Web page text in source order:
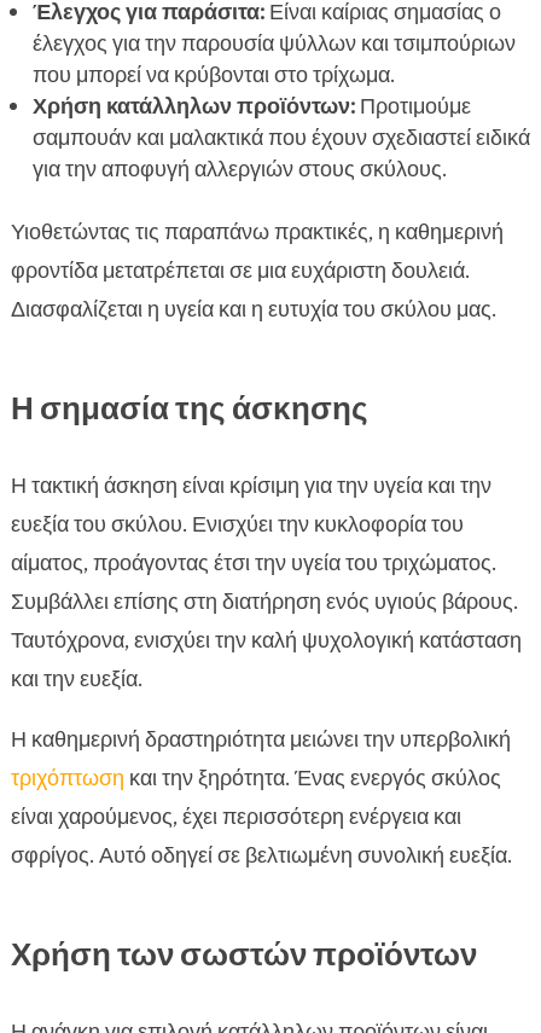
Έλεγχος για παράσιτα:Είναι καίριας σημασίας ο
έλεγχος για την παρουσία ψύλλων και τσιμπούριων
που μπορεί να κρύβονται στο τρίχωμα.
Χρήση κατάλληλων προϊόντων:Προτιμούμε
σαμπουάν και μαλακτικά που έχουν σχεδιαστεί ειδικά
για την αποφυγή αλλεργιών στους σκύλους.
Υιοθετώντας τις παραπάνω πρακτικές, η καθημερινή
φροντίδα μετατρέπεται σε μια ευχάριστη δουλειά.
Διασφαλίζεται η υγεία και η ευτυχία του σκύλου μας.
Η σημασία της άσκησης
Η τακτική άσκηση είναι κρίσιμη για την υγεία και την
ευεξία του σκύλου. Ενισχύει την κυκλοφορία του
αίματος, προάγοντας έτσι την υγεία του τριχώματος.
Συμβάλλει επίσης στη διατήρηση ενός υγιούς βάρους.
Ταυτόχρονα, ενισχύει την καλή ψυχολογική κατάσταση
και την ευεξία.
Η καθημερινή δραστηριότητα μειώνει την υπερβολική
τριχόπτωση και την ξηρότητα. Ένας ενεργός σκύλος
είναι χαρούμενος, έχει περισσότερη ενέργεια και
σφρίγος. Αυτό οδηγεί σε βελτιωμένη συνολική ευεξία.
Χρήση των σωστών προϊόντων